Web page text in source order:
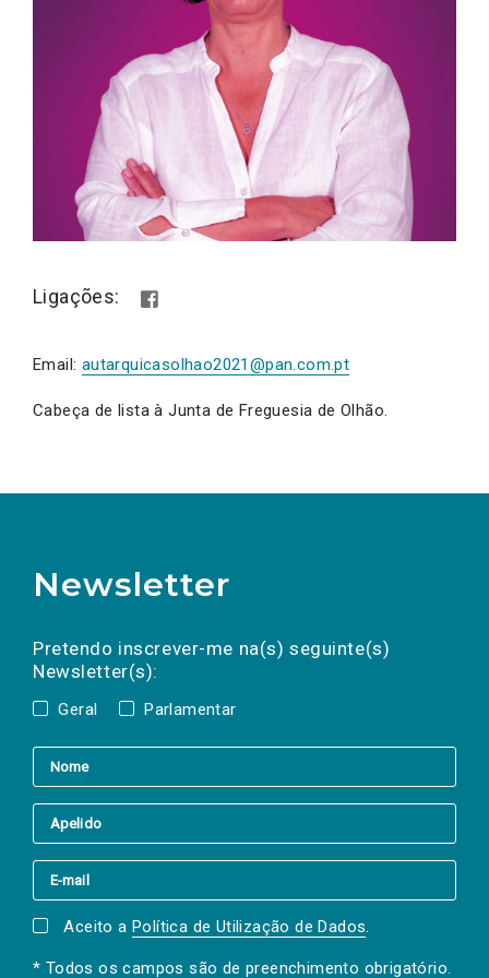
Ligações:
Email: autarquicasolhao2021@pan.com.pt
Cabeça de lista à Junta de Freguesia de Olhão.
Newsletter
Pretendo inscrever-me na(s) seguinte(s)
Newsletter(s):
Geral Parlamentar
a(s) newsletter(s).
mail
Aceito a Política de Utilização de Dados.
* Todos os campos são de preenchimento obrigatório.